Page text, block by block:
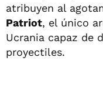
atribuyen al
Patriot, el único
Ucrania capaz de
proyectiles.